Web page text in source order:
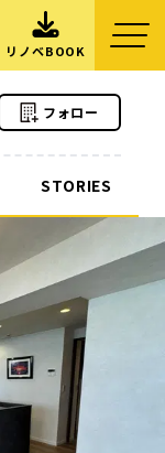
リノベBOOK
フォロー
STORIES